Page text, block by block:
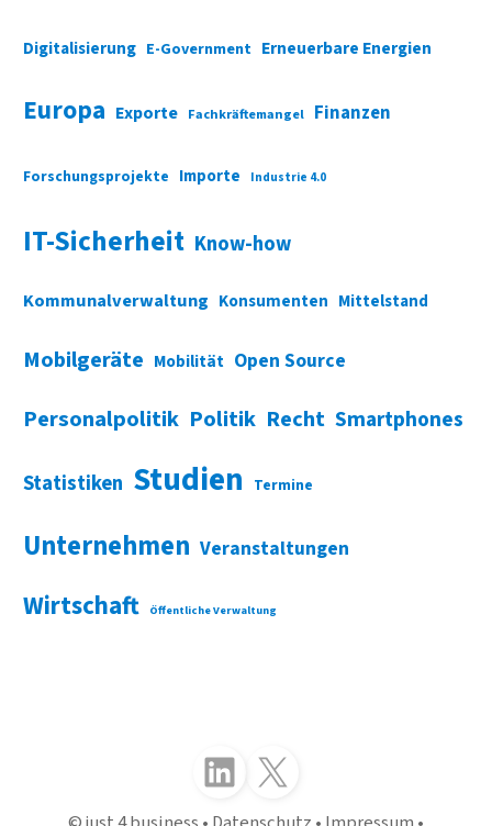
Digitalisierung E-Government Erneuerbare Energien
Europa Exporte Fachkräftemangel Finanzen
Forschungsprojekte Importe Industrie 4.0
IT-Sicherheit Know-how
Kommunalverwaltung Konsumenten Mittelstand
Mobilgeräte Mobilität Open Source
Personalpolitik Politik Recht Smartphones
Statistiken Studien Termine
Unternehmen Veranstaltungen
Wirtschaft Öffentliche Verwaltung
Folgen Sie uns auf LinkedInFolgen Sie uns auf X (Twitter)